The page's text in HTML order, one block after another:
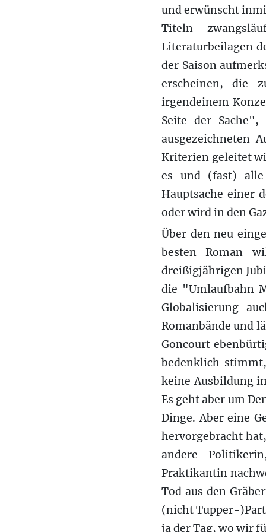
und erwünscht
Titeln
Literaturbeilagen
der Saison
erscheinen, die
irgendeinem
Seite der
ausgezeichneten
Kriterien geleitet
es und (fast)
Hauptsache einer
oder wird in den
Über den neu
besten Roman
dreißigjährigen
die "Umlaufbahn
Globalisierung
Romanbände und
Goncourt
bedenklich
keine Ausbildung
Es geht aber um
Dinge. Aber eine
hervorgebracht
andere
Praktikantin
Tod aus den
(nicht Tupper-
ja der Tag, wo wir